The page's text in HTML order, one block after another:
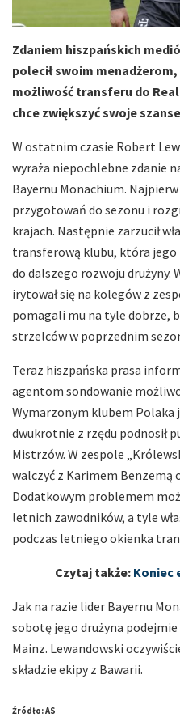
Zdaniem hiszpańskich
polecił swoim
możliwość transferu do
chce zwiększyć swoje
W ostatnim czasie Robert
wyraża niepochlebne zdanie
Bayernu Monachium.
przygotowań do sezonu i
krajach. Następnie zarzucił
transferową klubu, która jego
do dalszego rozwoju drużyny.
irytował się na kolegów z
pomagali mu na tyle dobrze,
strzelców w poprzednim
Teraz hiszpańska prasa
agentom sondowanie
Wymarzonym klubem Polaka
dwukrotnie z rzędu podnosił
Mistrzów. W zespole
walczyć z Karimem Benzemą
Dodatkowym problemem
letnich zawodników, a tyle
podczas letniego okienka
Czytaj także: Koniec
Jak na razie lider Bayernu
sobotę jego drużyna podejmie
Mainz. Lewandowski
składzie ekipy z Bawarii.
Źródło: AS